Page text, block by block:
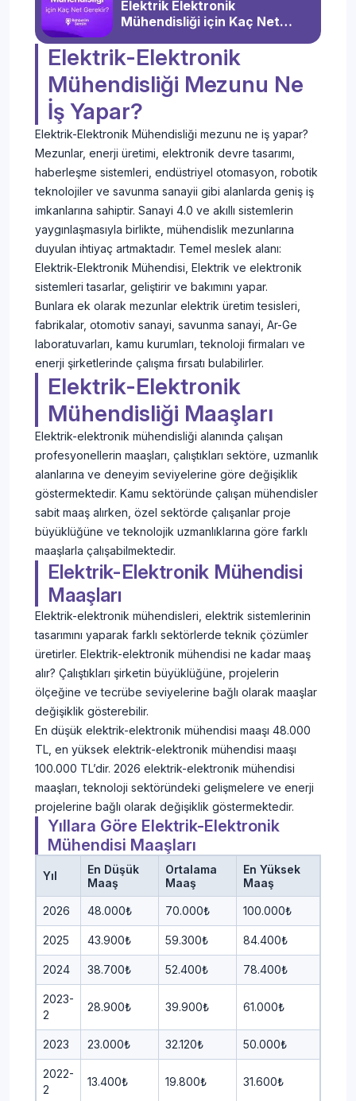
Elektrik Elektronik
Mühendisliği için Kaç Net
Elektrik-Elektronik
Mühendisliği Mezunu Ne
İş Yapar?
Elektrik-Elektronik Mühendisliği mezunu ne iş yapar?
Mezunlar, enerji üretimi, elektronik devre tasarımı,
haberleşme sistemleri, endüstriyel otomasyon, robotik
teknolojiler ve savunma sanayii gibi alanlarda geniş iş
imkanlarına sahiptir. Sanayi 4.0 ve akıllı sistemlerin
yaygınlaşmasıyla birlikte, mühendislik mezunlarına
duyulan ihtiyaç artmaktadır. Temel meslek alanı:
Elektrik-Elektronik Mühendisi, Elektrik ve elektronik
sistemleri tasarlar, geliştirir ve bakımını yapar.
Bunlara ek olarak mezunlar elektrik üretim tesisleri,
fabrikalar, otomotiv sanayi, savunma sanayi, Ar-Ge
laboratuvarları, kamu kurumları, teknoloji firmaları ve
enerji şirketlerinde çalışma fırsatı bulabilirler.
Elektrik-Elektronik
Mühendisliği Maaşları
Elektrik-elektronik mühendisliği alanında çalışan
profesyonellerin maaşları, çalıştıkları sektöre, uzmanlık
alanlarına ve deneyim seviyelerine göre değişiklik
göstermektedir. Kamu sektöründe çalışan mühendisler
sabit maaş alırken, özel sektörde çalışanlar proje
büyüklüğüne ve teknolojik uzmanlıklarına göre farklı
maaşlarla çalışabilmektedir.
Elektrik-Elektronik Mühendisi
Maaşları
Elektrik-elektronik mühendisleri, elektrik sistemlerinin
tasarımını yaparak farklı sektörlerde teknik çözümler
üretirler. Elektrik-elektronik mühendisi ne kadar maaş
alır? Çalıştıkları şirketin büyüklüğüne, projelerin
ölçeğine ve tecrübe seviyelerine bağlı olarak maaşlar
değişiklik gösterebilir.
En düşük elektrik-elektronik mühendisi maaşı 48.000
TL, en yüksek elektrik-elektronik mühendisi maaşı
100.000 TL’dir. 2026 elektrik-elektronik mühendisi
maaşları, teknoloji sektöründeki gelişmelere ve enerji
projelerine bağlı olarak değişiklik göstermektedir.
Yıllara Göre Elektrik-Elektronik
Mühendisi Maaşları
Yıl
En Düşük
Maaş
Ortalama
Maaş
En Yüksek
Maaş
2026 48.000₺ 70.000₺ 100.000₺
2025 43.900₺ 59.300₺ 84.400₺
2024 38.700₺ 52.400₺ 78.400₺
2023-
2
28.900₺ 39.900₺ 61.000₺
2023 23.000₺ 32.120₺ 50.000₺
2022-
2
13.400₺ 19.800₺ 31.600₺